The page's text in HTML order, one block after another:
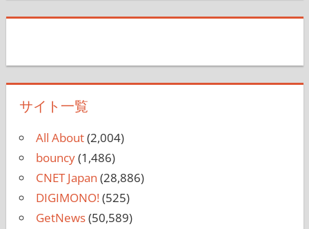
サイト一覧
All About(2,004)
bouncy(1,486)
CNET Japan (28,886)
DIGIMONO!(525)
GetNews(50,589)